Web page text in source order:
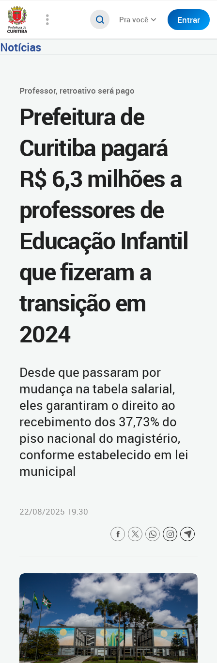
Pra você Entrar
Notícias
Professor, retroativo será pago
Prefeitura de
Curitiba pagará
R$ 6,3 milhões a
professores de
Educação Infantil
que fizeram a
transição em
2024
Desde que passaram por
mudança na tabela salarial,
eles garantiram o direito ao
recebimento dos 37,73% do
piso nacional do magistério,
conforme estabelecido em lei
municipal
22/08/2025 19:30